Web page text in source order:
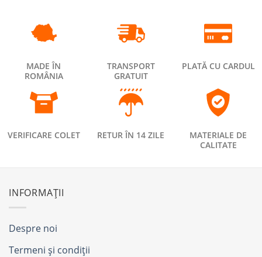
MADE ÎN
ROMÂNIA
TRANSPORT
GRATUIT
PLATĂ CU CARDUL
VERIFICARE COLET RETUR ÎN 14 ZILE
MATERIALE DE
CALITATE
INFORMAȚII
Despre noi
Termeni și condiții